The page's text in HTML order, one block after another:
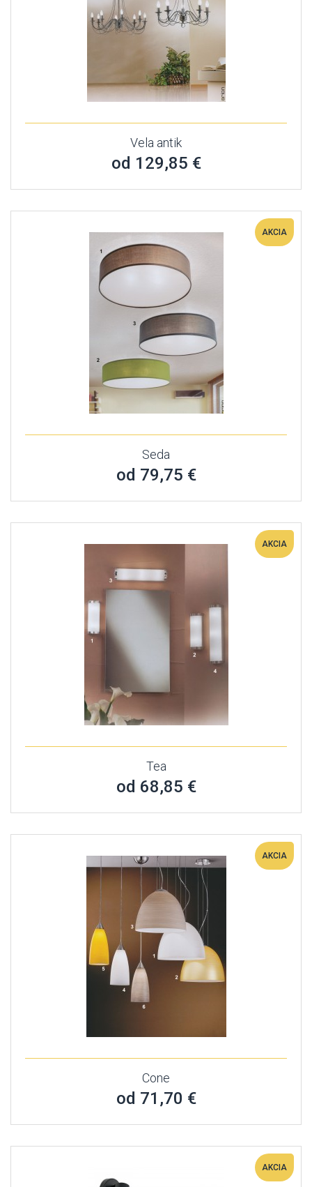
Vela antik
od 129,85 €
AKCIA
Seda
od 79,75 €
AKCIA
Tea
od 68,85 €
AKCIA
Cone
od 71,70 €
AKCIA